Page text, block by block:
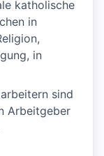
katholische
in
in
sind
Arbeitgeber